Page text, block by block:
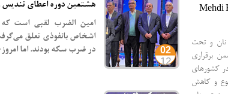
Mehdi
زمینه تولید نان و تحت
برقراری
کشورهای
و کاهش
02
12
هشتمین دوره اعطای تندیس
امین الضرب لقبی است که
اشخاص بانفوذی تعلق
در ضرب سکه بودند. اما